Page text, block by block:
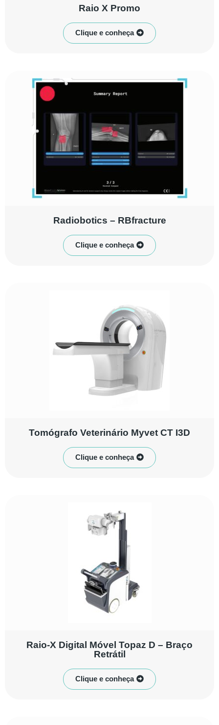
Raio X Promo
Clique e conheça
Radiobotics – RBfracture
Clique e conheça
Tomógrafo Veterinário Myvet CT I3D
Clique e conheça
Raio-X Digital Móvel Topaz D – Braço
Retrátil
Clique e conheça